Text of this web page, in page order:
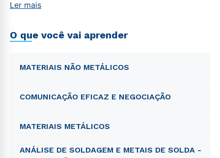
Ler mais
O que você vai aprender
MATERIAIS NÃO METÁLICOS
COMUNICAÇÃO EFICAZ E NEGOCIAÇÃO
MATERIAIS METÁLICOS
ANÁLISE DE SOLDAGEM E METAIS DE SOLDA -